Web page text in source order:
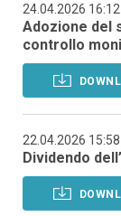
24.04.2026 16:12
Adozione del
controllo
22.04.2026 15:58
Dividendo